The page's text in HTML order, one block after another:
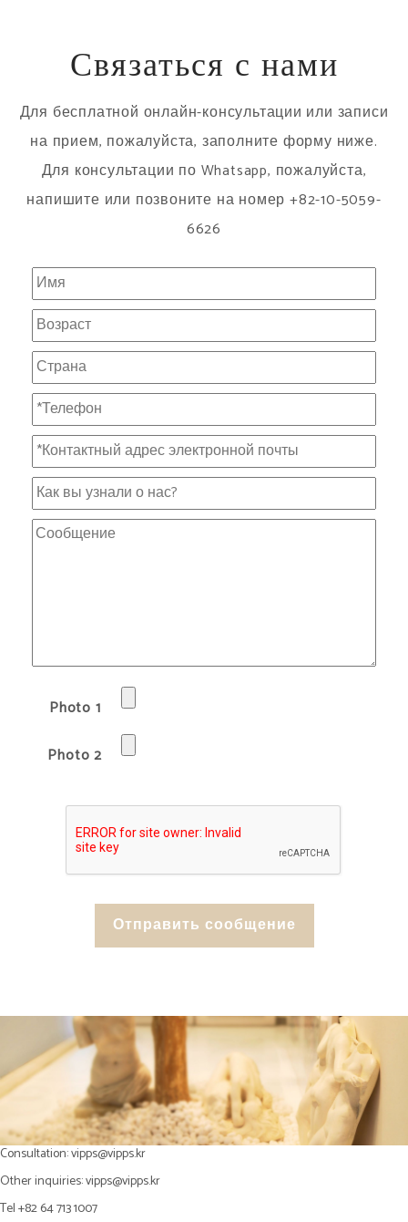
Связаться с нами
Для бесплатной онлайн-консультации или записи
на прием, пожалуйста, заполните форму ниже.
Для консультации по Whatsapp, пожалуйста,
напишите или позвоните на номер +82-10-5059-
6626
Photo 1
Photo 2
Consultation:vipps@vipps.kr
Other inquiries:vipps@vipps.kr
Tel +82 64 713 1007